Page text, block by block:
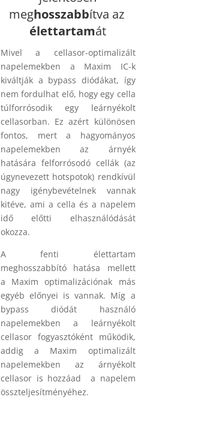
meghosszabbítva az
élettartamát
Mivel a cellasor-optimalizált
napelemekben a Maxim IC-k
kiváltják a bypass diódákat, így
nem fordulhat elő, hogy egy cella
túlforrósodik egy leárnyékolt
cellasorban. Ez azért különösen
fontos, mert a hagyományos
napelemekben az árnyék
hatására felforrósodó cellák (az
úgynevezett hotspotok) rendkívül
nagy igénybevételnek vannak
kitéve, ami a cella és a napelem
idő előtti elhasználódását
okozza.
A fenti élettartam
meghosszabbító hatása mellett
a Maxim optimalizációnak más
egyéb előnyei is vannak. Míg a
bypass diódát használó
napelemekben a leárnyékolt
cellasor fogyasztóként működik,
addig a Maxim optimalizált
napelemekben az árnyékolt
cellasor is hozzáad a napelem
összteljesítményéhez.